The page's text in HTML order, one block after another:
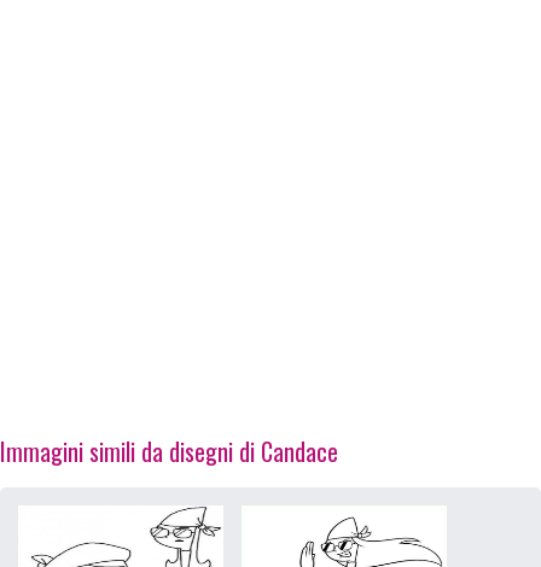
Immagini simili da disegni di Candace